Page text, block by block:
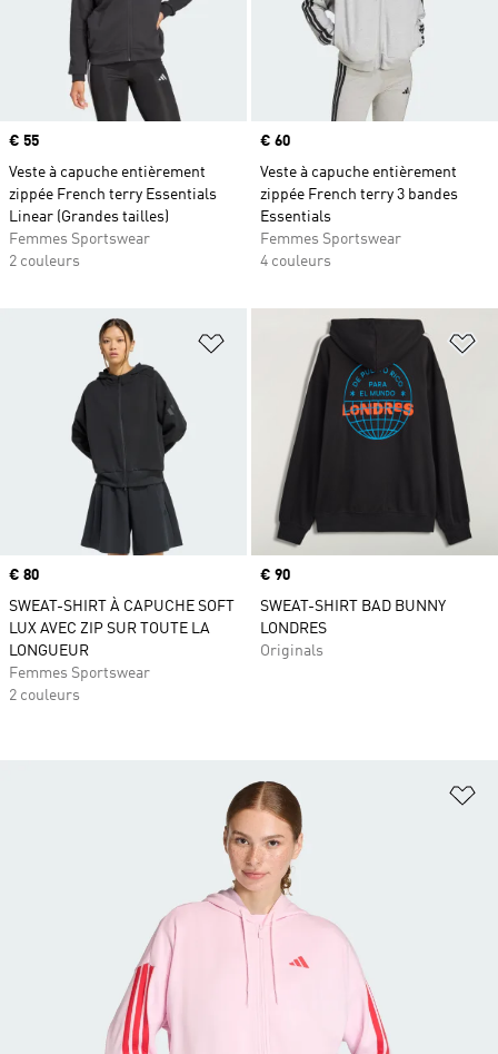
Prix
€ 55
Veste à capuche entièrement
zippée French terry Essentials
Linear (Grandes tailles)
Femmes Sportswear
2 couleurs
Prix
€ 60
Veste à capuche entièrement
zippée French terry 3 bandes
Essentials
Femmes Sportswear
4 couleurs
Ajouter à la Liste de produits
Prix
€ 80
SWEAT-SHIRT À CAPUCHE SOFT
LUX AVEC ZIP SUR TOUTE LA
LONGUEUR
Femmes Sportswear
2 couleurs
Prix
€ 90
SWEAT-SHIRT BAD BUNNY
LONDRES
Originals